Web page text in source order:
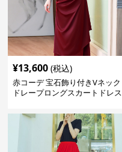
¥13,600 (税込)
赤コーデ 宝石飾り付きVネック
ドレープロングスカートドレス